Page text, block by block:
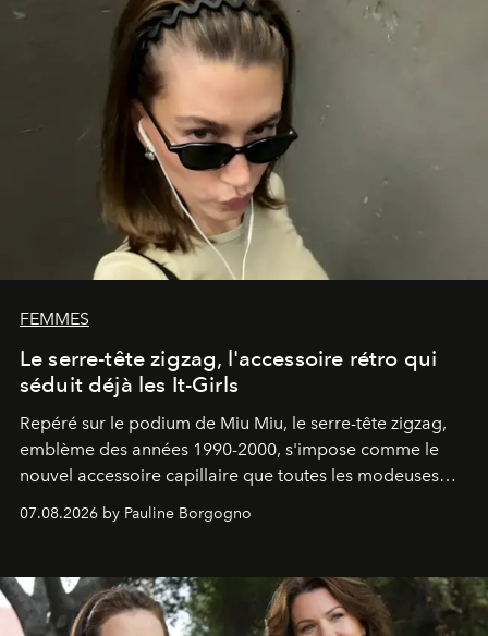
inclinations singulières.
FEMMES
Le serre-tête zigzag, l'accessoire rétro qui
séduit déjà les It-Girls
Repéré sur le podium de Miu Miu, le serre-tête zigzag,
emblème des années 1990-2000, s'impose comme le
nouvel accessoire capillaire que toutes les modeuses
07.08.2026 by Pauline Borgogno